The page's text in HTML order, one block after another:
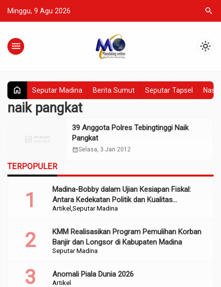
Minggu, 9 Agu 2026 search
menu light_mode
home Seputar Madina Berita Sumut Seputar Tapsel
naik pangkat
39 Anggota Polres Tebingtinggi Naik
Pangkat
calendar_monthSelasa, 3 Jan 2012
TERPOPULER
Artikel Seputar Madina
Madina-Bobby dalam Ujian Kesiapan Fiskal:
Antara Kedekatan Politik dan Kualitas
Perencanaan
Seputar Madina
KMM Realisasikan Program Pemulihan Korban
Banjir dan Longsor di Kabupaten Madina
Artikel
Anomali Piala Dunia 2026